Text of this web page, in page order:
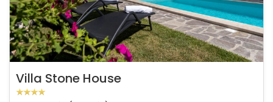
Villa Stone House